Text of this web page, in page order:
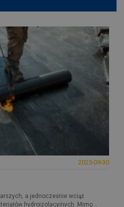
2025-09-30
a jednocześnie wciąż
hydroizolacyjnych. Mimo...